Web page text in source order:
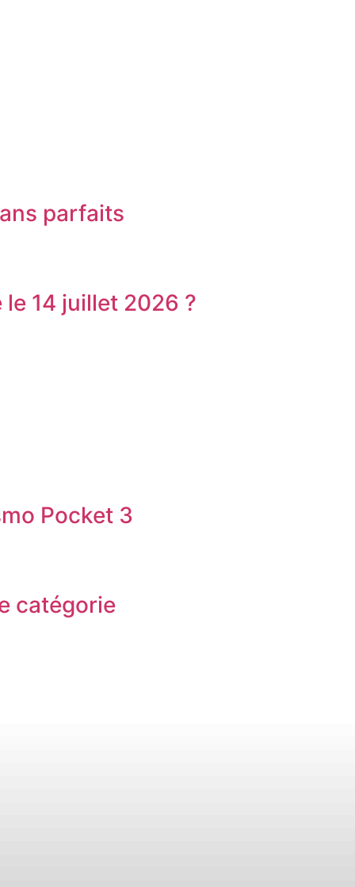
parfaits
14 juillet 2026 ?
Pocket 3
catégorie